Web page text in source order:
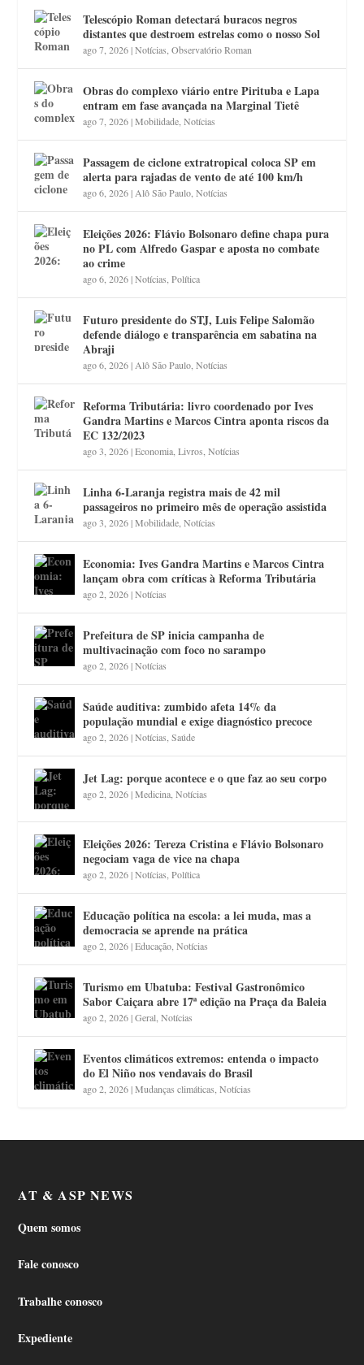
Telescópio Roman detectará buracos negros
distantes que destroem estrelas como o nosso Sol
ago 7, 2026|Notícias ,Observatório Roman
Obras do complexo viário entre Pirituba e Lapa
entram em fase avançada na Marginal Tietê
ago 7, 2026|Mobilidade ,Notícias
Passagem de ciclone extratropical coloca SP em
alerta para rajadas de vento de até 100 km/h
ago 6, 2026| Alô São Paulo ,Notícias
Eleições 2026: Flávio Bolsonaro define chapa pura
no PL com Alfredo Gaspar e aposta no combate
ao crime
ago 6, 2026|Notícias ,Política
Futuro presidente do STJ, Luis Felipe Salomão
defende diálogo e transparência em sabatina na
Abraji
ago 6, 2026| Alô São Paulo ,Notícias
Reforma Tributária: livro coordenado por Ives
Gandra Martins e Marcos Cintra aponta riscos da
EC 132/2023
ago 3, 2026|Economia ,Livros ,Notícias
Linha 6-Laranja registra mais de 42 mil
passageiros no primeiro mês de operação assistida
ago 3, 2026|Mobilidade ,Notícias
Economia: Ives Gandra Martins e Marcos Cintra
lançam obra com críticas à Reforma Tributária
ago 2, 2026|Notícias
Prefeitura de SP inicia campanha de
multivacinação com foco no sarampo
ago 2, 2026|Notícias
Saúde auditiva: zumbido afeta 14% da
população mundial e exige diagnóstico precoce
ago 2, 2026|Notícias ,Saúde
Jet Lag: porque acontece e o que faz ao seu corpo
ago 2, 2026|Medicina ,Notícias
Eleições 2026: Tereza Cristina e Flávio Bolsonaro
negociam vaga de vice na chapa
ago 2, 2026|Notícias ,Política
Educação política na escola: a lei muda, mas a
democracia se aprende na prática
ago 2, 2026|Educação ,Notícias
Turismo em Ubatuba: Festival Gastronômico
Sabor Caiçara abre 17ª edição na Praça da Baleia
ago 2, 2026|Geral ,Notícias
Eventos climáticos extremos: entenda o impacto
do El Niño nos vendavais do Brasil
ago 2, 2026|Mudanças climáticas ,Notícias
AT & ASP NEWS
Quem somos
Fale conosco
Trabalhe conosco
Expediente